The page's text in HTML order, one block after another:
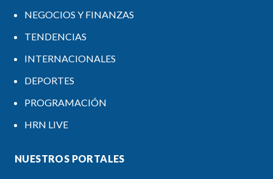
NEGOCIOS Y FINANZAS
TENDENCIAS
INTERNACIONALES
DEPORTES
PROGRAMACIÓN
HRN LIVE
NUESTROS PORTALES